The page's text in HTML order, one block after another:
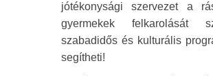
jótékonysági szervezet a
gyermekek felkarolását
szabadidős és kulturális
segítheti!